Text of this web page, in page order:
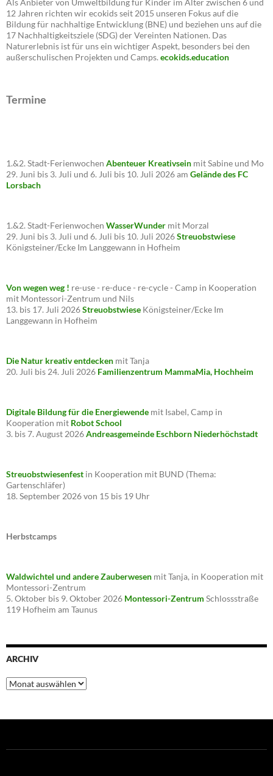
Als Anbieter von Umweltbildung für Kinder im Alter zwischen 6 und
12 Jahren richten wir ecokids seit 2015 unseren Fokus auf die
Bildung für nachhaltige Entwicklung (BNE) und beziehen uns auf die
17 Nachhaltigkeitsziele (SDG) der Vereinten Nationen. Das
Naturerlebnis ist für uns ein wichtiger Aspekt, besonders bei den
außerschulischen Projekten und Camps. ecokids.education
Termine
1.&2. Stadt-Ferienwochen Abenteuer Kreativsein mit Sabine und Mo
29. Juni bis 3. Juli und 6. Juli bis 10. Juli 2026 am Gelände des FC
Lorsbach
1.&2. Stadt-Ferienwochen WasserWunder mit Morzal
29. Juni bis 3. Juli und 6. Juli bis 10. Juli 2026Streuobstwiese
Königsteiner/Ecke Im Langgewann in Hofheim
Von wegen weg ! re-use - re-duce - re-cycle - Camp in Kooperation
mit Montessori-Zentrum und Nils
13. bis 17. Juli 2026Streuobstwiese Königsteiner/Ecke Im
Langgewann in Hofheim
Die Natur kreativ entdecken mit Tanja
20. Juli bis 24. Juli 2026 Familienzentrum MammaMia, Hochheim
Digitale Bildung für die Energiewende mit Isabel, Camp in
Kooperation mit Robot School
3. bis 7. August 2026Andreasgemeinde Eschborn Niederhöchstadt
Streuobstwiesenfest in Kooperation mit BUND (Thema:
Gartenschläfer)
18. September 2026 von 15 bis 19 Uhr
Herbstcamps
Waldwichtel und andere Zauberwesen mit Tanja, in Kooperation mit
Montessori-Zentrum
5. Oktober bis 9. Oktober 2026 Montessori-Zentrum Schlossstraße
119 Hofheim am Taunus
ARCHIV
Archiv